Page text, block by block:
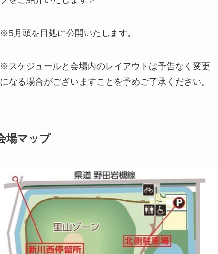
※5月頭を目処に公開いたします。
※スケジュールと会場内のレイアウトは予告なく変更
になる場合がございますことを予めご了承ください。
場マップ